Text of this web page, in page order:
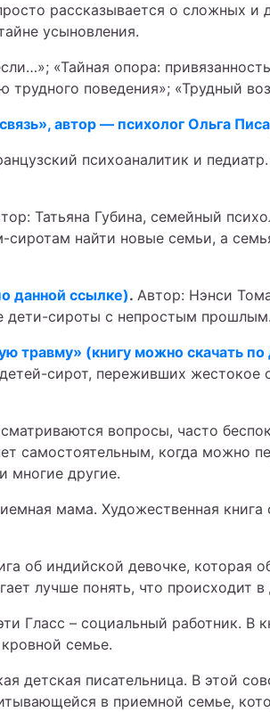
рассказывается о сложных и
усыновления.
«Тайная опора:
поведения»; «Трудный
автор — психолог Ольга
психоаналитик и
Татьяна Губина, семейный
найти новые семьи, а
данной ссылке). Автор: Нэнси
дети-сироты с непростым прошлым.
травму» (книгу можно скачать по
сирот, переживших
вопросы, часто
самостоятельным, когда можно
многие другие.
мама. Художественная
об индийской девочке, которая
лучше понять, что происходит
Гласс – социальный работник. В
семье.
детская писательница. В этой
в приемной семье,